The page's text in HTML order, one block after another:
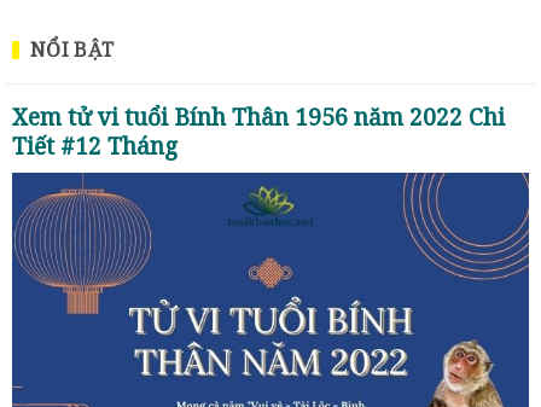
NỔI BẬT
Xem tử vi tuổi Bính Thân 1956 năm 2022 Chi
Tiết #12 Tháng